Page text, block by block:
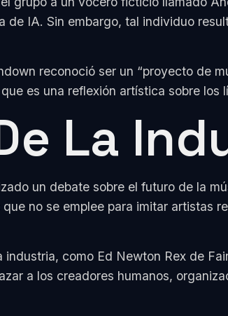
de IA. Sin embargo, tal individuo
reconoció ser un “proyecto de
es una reflexión artística sobre
La
un debate sobre el futuro de la
no se emplee para imitar artistas
como Ed Newton Rex de
a los creadores humanos,